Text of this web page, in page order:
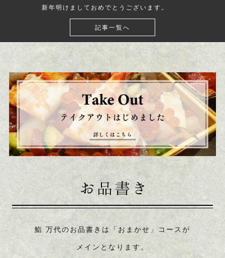
新年明けましておめでとうございます。
記事一覧へ
鮨 万代のお品書きは「おまかせ」コースが
メインとなります。